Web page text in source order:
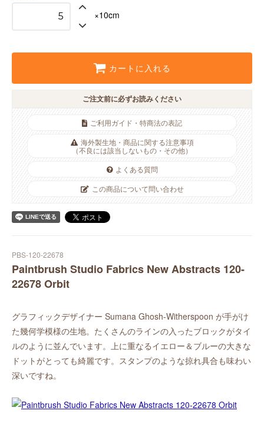
×10cm
カートに入れる
ご注文前に必ずお読みください
ご利用ガイド・特商法の表記
海外製生地・商品に関する注意事項
（不良には該当しないもの・その他）
よくある質問
この商品について問い合わせ
PBS-120-22678
Paintbrush Studio Fabrics New Abstracts 120-
22678 Orbit
グラフィックデザイナー Sumana Ghosh-Witherspoon が手がけ
た幾何学模様の生地。たくさんのラインの入ったブロックがタイ
ルのように並んでいます。上に重なるイエロー＆ブルーの大きな
ドットがとっても綺麗です。スタンプのような掠れ具合も味わい
深いですね。